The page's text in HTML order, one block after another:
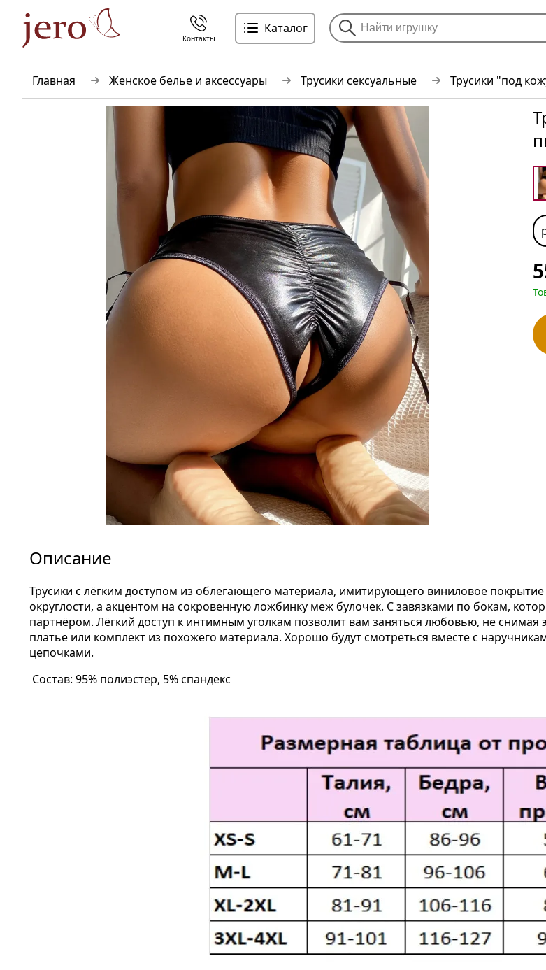
Главная Женское белье и аксессуары Трусики сексуальные Трусики "под
Описание
Трусики с лёгким доступом из облегающего материала, имитирующего виниловое
округлости, а акцентом на сокровенную ложбинку меж булочек. С завязками по бокам,
партнёром. Лёгкий доступ к интимным уголкам позволит вам заняться любовью, не
платье или комплект из похожего материала. Хорошо будут смотреться вместе с
цепочками.
Состав: 95% полиэстер, 5% спандекс
Контакты
Каталог